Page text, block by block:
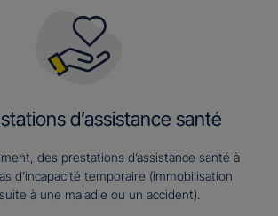
d’assistance santé
des prestations d’assistance santé à
d’incapacité temporaire (immobilisation
à une maladie ou un accident).